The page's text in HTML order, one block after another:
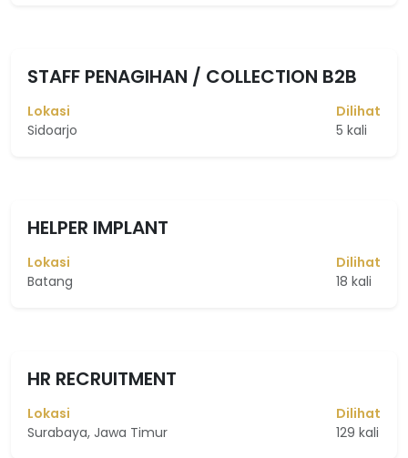
STAFF PENAGIHAN / COLLECTION B2B
Lokasi
Sidoarjo
Dilihat
5 kali
HELPER IMPLANT
Lokasi
Batang
Dilihat
18 kali
HR RECRUITMENT
Lokasi
Surabaya, Jawa Timur
Dilihat
129 kali